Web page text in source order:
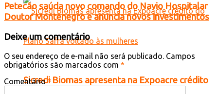
Sicredi Biomas apresenta na Expoacre crédito
Petecão saúda novo comando do Navio Hospitalar
Doutor Montenegro e anuncia novos investimentos
Deixe um comentário
O seu endereço de e-mail não será publicado. Campos
obrigatórios são marcados com *
Comentário*